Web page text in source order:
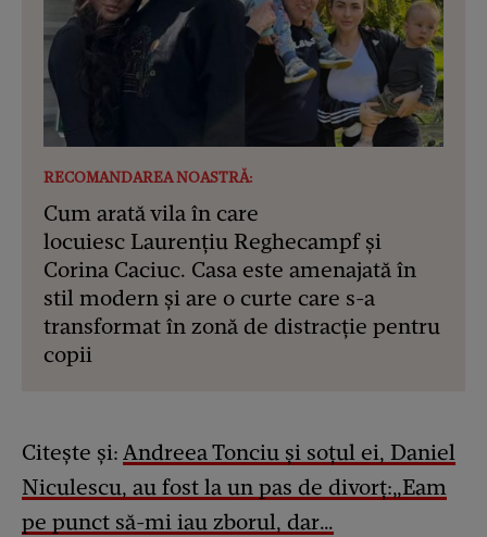
RECOMANDAREA NOASTRĂ:
Cum arată vila în care
locuiesc Laurențiu Reghecampf și
Corina Caciuc. Casa este amenajată în
stil modern și are o curte care s-a
transformat în zonă de distracție pentru
copii
Citește și: Andreea Tonciu și soțul ei, Daniel
Niculescu, au fost la un pas de divorț:„Eam
pe punct să-mi iau zborul, dar…